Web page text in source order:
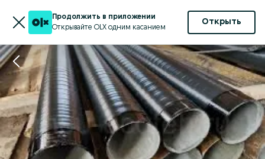
Продолжить в приложении
Открывайте OLX одним касанием
Открыть